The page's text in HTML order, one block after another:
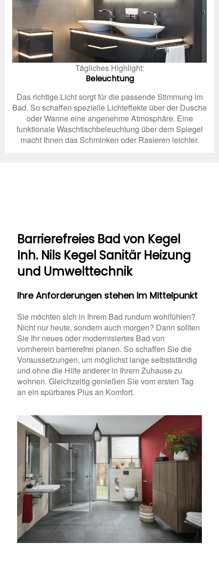
Tägliches Highlight:
Beleuchtung
Das richtige Licht sorgt für die passende Stimmung im
Bad. So schaffen spezielle Lichteffekte über der Dusche
oder Wanne eine angenehme Atmosphäre. Eine
funktionale Waschtischbeleuchtung über dem Spiegel
macht Ihnen das Schminken oder Rasieren leichter.
Barrierefreies Bad von Kegel
Inh. Nils Kegel Sanitär Heizung
und Umwelttechnik
Ihre Anforderungen stehen im Mittelpunkt
Sie möchten sich in Ihrem Bad rundum wohlfühlen?
Nicht nur heute, sondern auch morgen? Dann sollten
Sie Ihr neues oder modernisiertes Bad von
vornherein barrierefrei planen. So schaffen Sie die
Voraussetzungen, um möglichst lange selbstständig
und ohne die Hilfe anderer in Ihrem Zuhause zu
wohnen. Gleichzeitig genießen Sie vom ersten Tag
an ein spürbares Plus an Komfort.